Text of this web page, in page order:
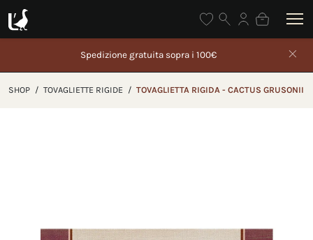
Gli ordini effettuati dal 5 al 26
partire da 27
gratuita sopra i 100€
SHOP / TOVAGLIETTE RIGIDE / TOVAGLIETTA RIGIDA - CACTUS GRUSONII